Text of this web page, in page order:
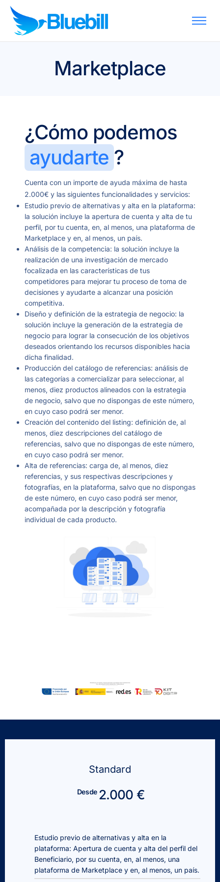
Funciones
Contacto
Acceder
Registrarse
Marketplace
¿Cómo podemos
ayudarte ?
Cuenta con un importe de ayuda máxima de hasta
2.000€ y las siguientes funcionalidades y servicios:
Estudio previo de alternativas y alta en la plataforma:
la solución incluye la apertura de cuenta y alta de tu
perfil, por tu cuenta, en, al menos, una plataforma de
Marketplace y en, al menos, un país.
Análisis de la competencia: la solución incluye la
realización de una investigación de mercado
focalizada en las características de tus
competidores para mejorar tu proceso de toma de
decisiones y ayudarte a alcanzar una posición
competitiva.
Diseño y definición de la estrategia de negocio: la
solución incluye la generación de la estrategia de
negocio para lograr la consecución de los objetivos
deseados orientando los recursos disponibles hacia
dicha finalidad.
Producción del catálogo de referencias: análisis de
las categorías a comercializar para seleccionar, al
menos, diez productos alineados con la estrategia
de negocio, salvo que no dispongas de este número,
en cuyo caso podrá ser menor.
Creación del contenido del listing: definición de, al
menos, diez descripciones del catálogo de
referencias, salvo que no dispongas de este número,
en cuyo caso podrá ser menor.
Alta de referencias: carga de, al menos, diez
referencias, y sus respectivas descripciones y
fotografías, en la plataforma, salvo que no dispongas
de este número, en cuyo caso podrá ser menor,
acompañada por la descripción y fotografía
individual de cada producto.
Standard
Desde 2.000 €
Estudio previo de alternativas y alta en la
plataforma: Apertura de cuenta y alta del perfil del
Beneficiario, por su cuenta, en, al menos, una
plataforma de Marketplace y en, al menos, un país.